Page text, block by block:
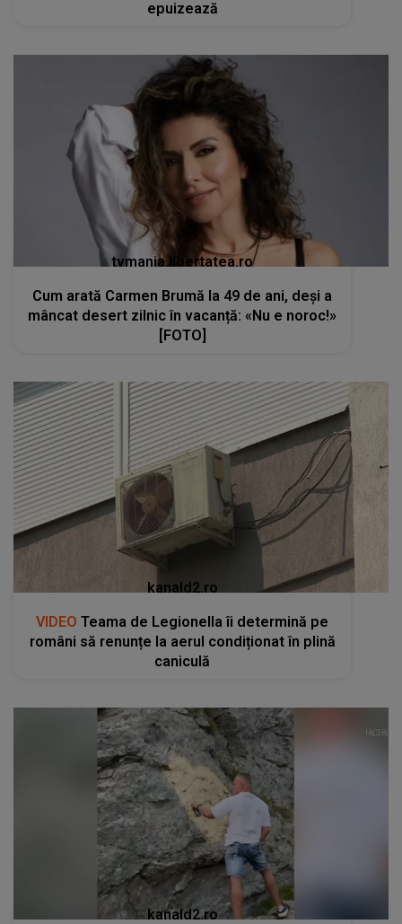
epuizează
tvmania.libertatea.ro
Cum arată Carmen Brumă la 49 de ani, deși a
mâncat desert zilnic în vacanță: «Nu e noroc!»
[FOTO]
kanald2.ro
VIDEO Teama de Legionella îi determină pe
români să renunțe la aerul condiționat în plină
caniculă
kanald2.ro